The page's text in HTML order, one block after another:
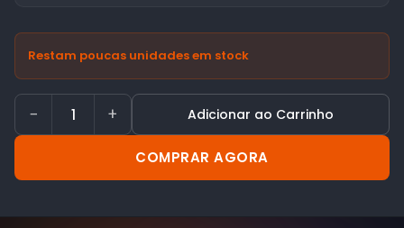
Restam poucas unidades em stock
− + Adicionar ao Carrinho
COMPRAR AGORA